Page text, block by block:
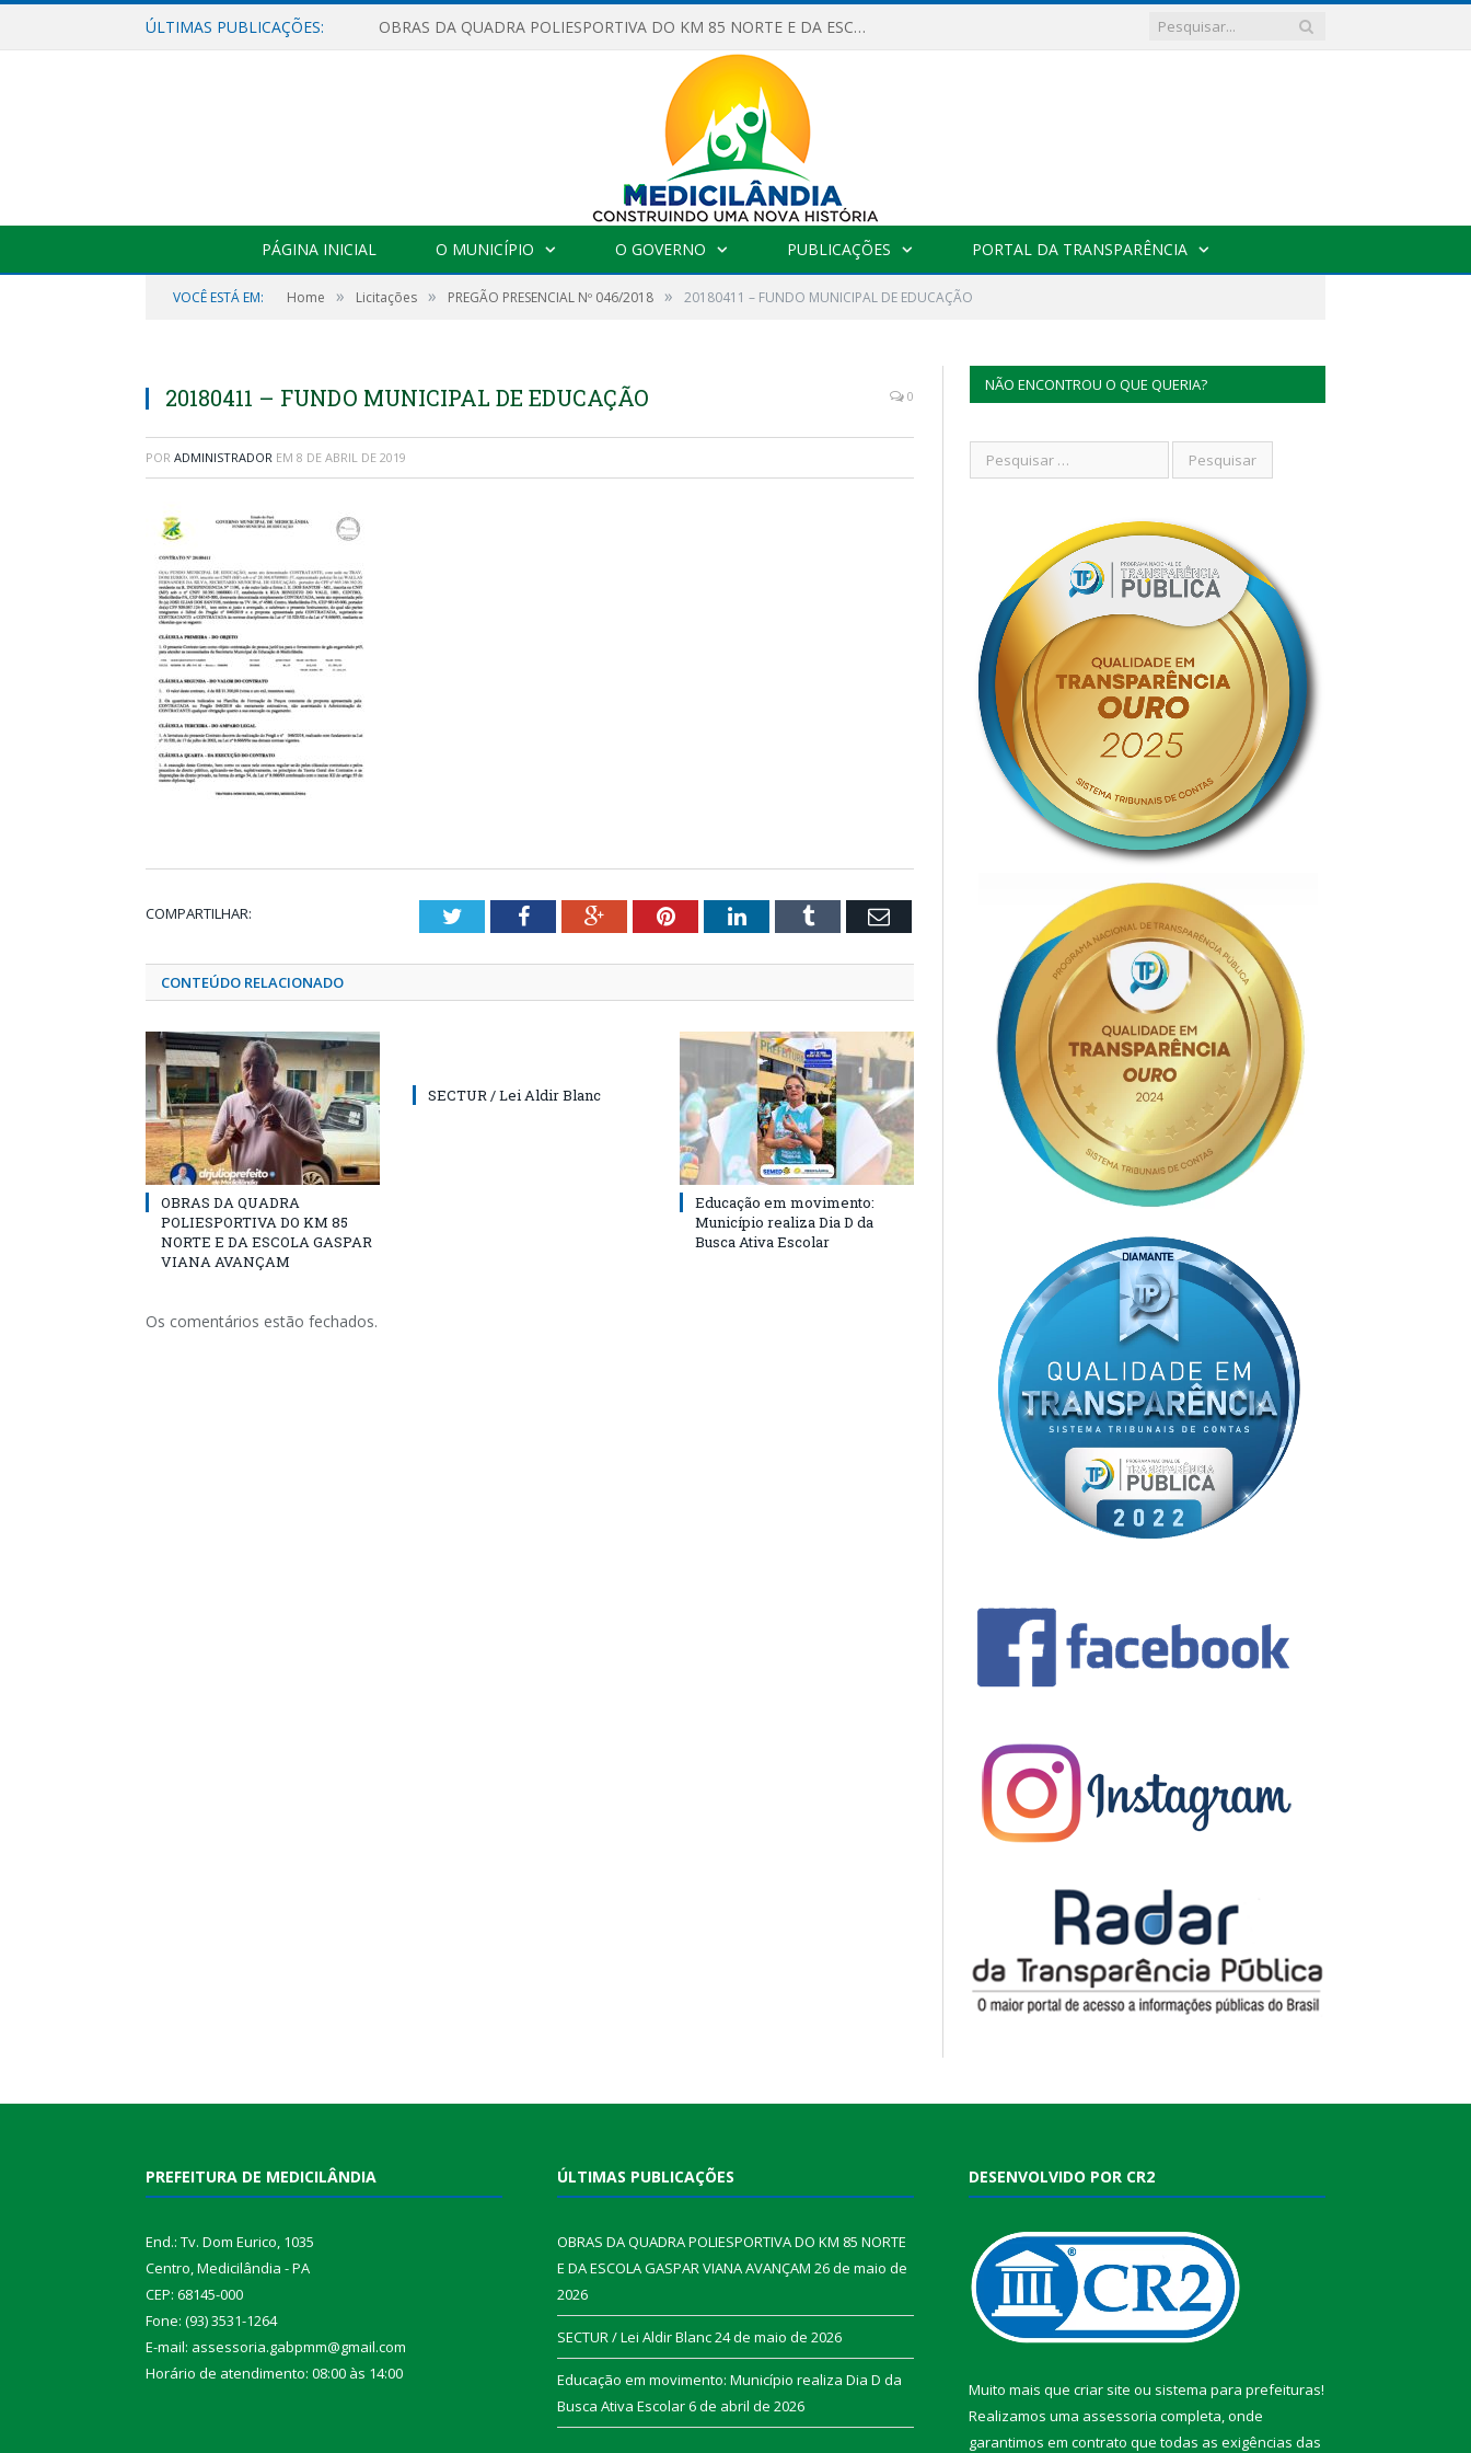
ÚLTIMAS PUBLICAÇÕES: OBRAS DA QUADRA POLIESPORTIVA DO KM 85 NORTE E DA ESCOLA GASPAR VIANA AVANÇAM
PÁGINA INICIAL O MUNICÍPIO O GOVERNO PUBLICAÇÕES PORTAL DA TRANSPARÊNCIA
VOCÊ ESTÁ EM: Home » Licitações » PREGÃO PRESENCIAL Nº 046/2018 » 20180411 – FUNDO MUNICIPAL DE EDUCAÇÃO
20180411 – FUNDO MUNICIPAL DE EDUCAÇÃO 0
POR ADMINISTRADOR EM 8 DE ABRIL DE 2019
COMPARTILHAR: TwitterFacebookGoogle+PinterestLinkedInTumblr Email
CONTEÚDO RELACIONADO
OBRAS DA QUADRA
POLIESPORTIVA DO KM 85
NORTE E DA ESCOLA GASPAR
VIANA AVANÇAM
SECTUR / Lei Aldir Blanc
Educação em movimento:
Município realiza Dia D da
Busca Ativa Escolar
Os comentários estão fechados.
NÃO ENCONTROU O QUE QUERIA?
PREFEITURA DE MEDICILÂNDIA
End.: Tv. Dom Eurico, 1035
Centro, Medicilândia - PA
CEP: 68145-000
Fone: (93) 3531-1264
E-mail: assessoria.gabpmm@gmail.com
Horário de atendimento: 08:00 às 14:00
ÚLTIMAS PUBLICAÇÕES
OBRAS DA QUADRA POLIESPORTIVA DO KM 85 NORTE
E DA ESCOLA GASPAR VIANA AVANÇAM 26 de maio de
2026
SECTUR / Lei Aldir Blanc24 de maio de 2026
Educação em movimento: Município realiza Dia D da
Busca Ativa Escolar6 de abril de 2026
DESENVOLVIDO POR CR2
Muito mais que criar site ou sistema para prefeituras!
Realizamos uma assessoria completa, onde
garantimos em contrato que todas as exigências das